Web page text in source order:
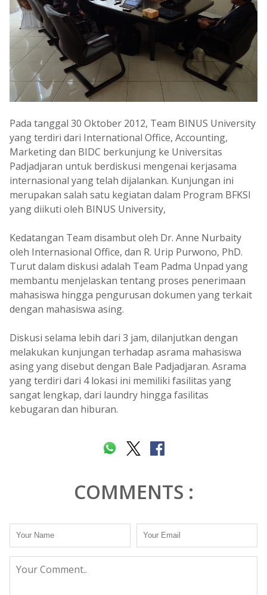
Pada tanggal 30 Oktober 2012, Team BINUS University
yang terdiri dari International Office, Accounting,
Marketing dan BIDC berkunjung ke Universitas
Padjadjaran untuk berdiskusi mengenai kerjasama
internasional yang telah dijalankan. Kunjungan ini
merupakan salah satu kegiatan dalam Program BFKSI
yang diikuti oleh BINUS University,
Kedatangan Team disambut oleh Dr. Anne Nurbaity
oleh Internasional Office, dan R. Urip Purwono, PhD.
Turut dalam diskusi adalah Team Padma Unpad yang
membantu menjelaskan tentang proses penerimaan
mahasiswa hingga pengurusan dokumen yang terkait
dengan mahasiswa asing.
Diskusi selama lebih dari 3 jam, dilanjutkan dengan
melakukan kunjungan terhadap asrama mahasiswa
asing yang disebut dengan Bale Padjadjaran. Asrama
yang terdiri dari 4 lokasi ini memiliki fasilitas yang
sangat lengkap, dari laundry hingga fasilitas
kebugaran dan hiburan.
COMMENTS :